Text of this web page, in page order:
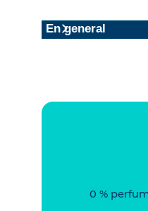
En general
0 %